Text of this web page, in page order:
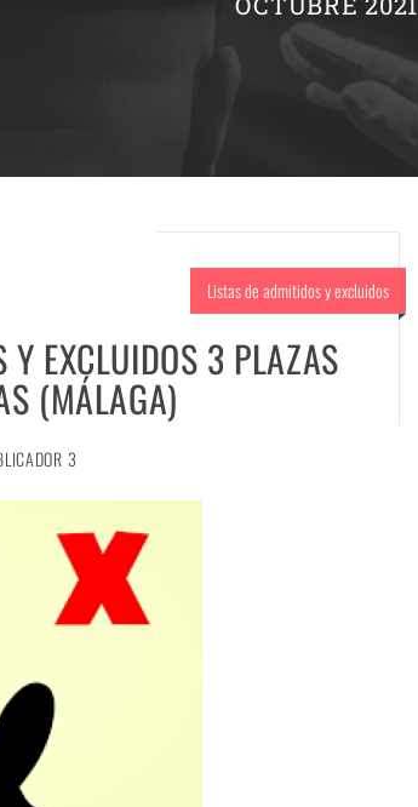
Listas de admitidos y excluidos
EXCLUIDOS 3 PLAZAS
(MÁLAGA)
3